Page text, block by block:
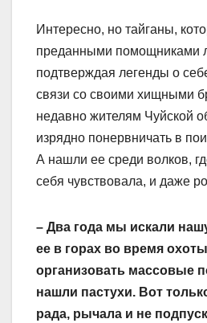
Интересно, но тайганы,
преданными помощниками
подтверждая легенды о
связи со своими хищными
недавно жителям Чуйской
изрядно понервничать в
А нашли ее среди волков,
себя чувствовала, и даже
– Два года мы искали
ее в горах во время
организовать массовые
нашли пастухи. Вот
рада, рычала и не